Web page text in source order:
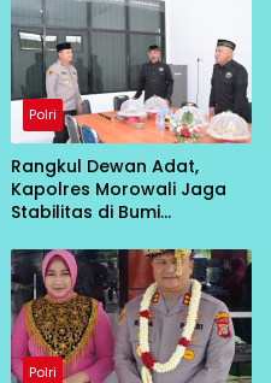
Polri
Rangkul Dewan Adat,
Kapolres Morowali Jaga
Stabilitas di Bumi
Polri